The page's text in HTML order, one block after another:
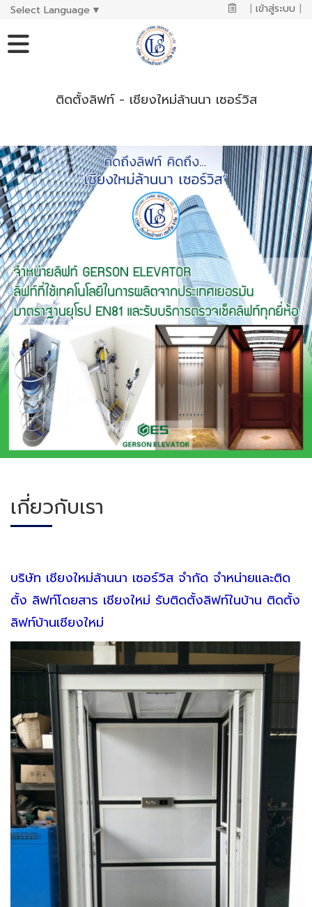
Select Language ▼ | เข้าสู่ระบบ |
ติดตั้งลิฟท์ - เชียงใหม่ล้านนา เซอร์วิส
เกี่ยวกับเรา
บริษัท เชียงใหม่ล้านนา เซอร์วิส จำกัด จำหน่ายและติด
ตั้ง ลิฟท์โดยสาร เชียงใหม่ รับติดตั้งลิฟท์ในบ้าน ติดตั้ง
ลิฟท์บ้านเชียงใหม่